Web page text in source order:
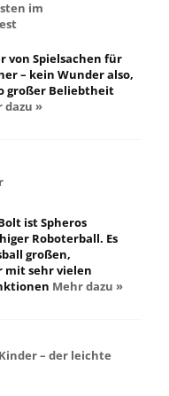
im
von Spielsachen für
– kein Wunder also,
großer Beliebtheit
dazu »
ist Spheros
Roboterball. Es
großen,
mit sehr vielen
Mehr dazu »
– der leichte